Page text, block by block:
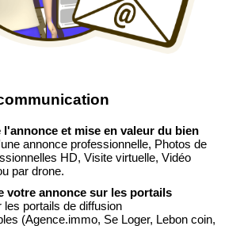
l'annonce et mise en valeur du bien
annonce professionnelle, Photos de
HD, Visite virtuelle, Vidéo
par drone.
votre annonce sur les portails
les portails de diffusion
(Agence.immo, Se Loger, Lebon coin,